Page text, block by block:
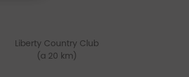
Liberty Country Club
(a 20 km)